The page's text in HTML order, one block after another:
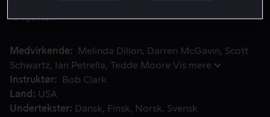
luftgevær.
Medvirkende Melinda Dillon Darren McGavin
Scott
Schwartz
Ian Petrella Tedde Moore Vis mere
Instruktør
Bob Clark
Land
USA
Undertekster
Dansk Finsk Norsk Svensk